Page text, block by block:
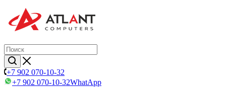
+7 902 070-10-32
+7 902 070-10-32WhatApp